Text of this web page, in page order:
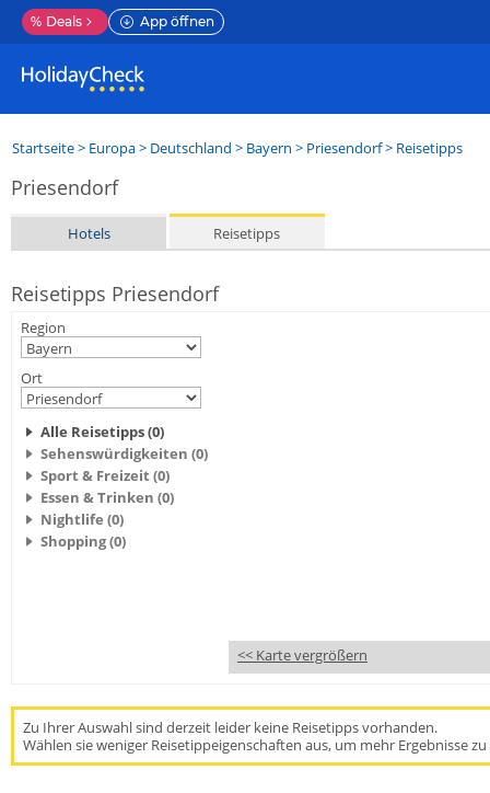
% Deals App öffnen
Startseite> Europa> Deutschland > Bayern > Priesendorf> Reisetipps
Priesendorf
Hotels Reisetipps
Reisetipps Priesendorf
Region
Ort
Alle Reisetipps (0)
Sehenswürdigkeiten (0)
Sport & Freizeit (0)
Essen & Trinken (0)
Nightlife (0)
Shopping (0)
<< Karte vergrößern
Zu Ihrer Auswahl sind derzeit leider keine Reisetipps vorhanden.
Wählen sie weniger Reisetippeigenschaften aus, um mehr Ergebnisse